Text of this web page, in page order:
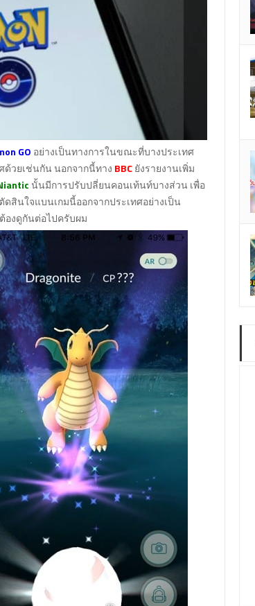
GO อย่างเป็นทางการในขณะที่บางประเทศ
ด้วยเช่นกัน นอกจากนี้ทาง BBCยังรายงานเพิ่ม
นั้นมีการปรับปลี่ยนคอนเท้นท์บางส่วน เพื่อ
สินใจแบนเกมนี้ออกจากประเทศอย่างเป็น
องดูกันต่อไปครับผม